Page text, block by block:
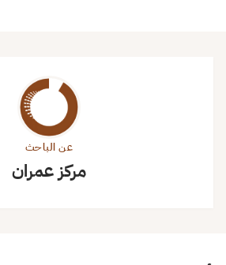
عن الباحث
مركز عمران